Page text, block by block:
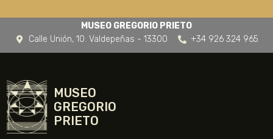
MUSEO GREGORIO PRIETO
Calle Unión, 10. Valdepeñas - 13300
+34 926 324 965
MUSEO
GREGORIO
PRIETO